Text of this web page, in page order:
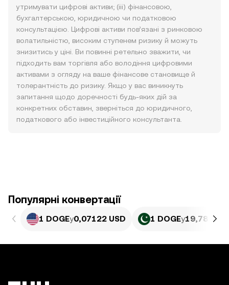
утримувати цифрові активи; (iii) фінансовою,
бухгалтерською, юридичною чи податковою
консультацією. Цифрові активи пов’язані з ринковою
волатильністю, високим ступенем ризику й можуть
знизитись у ціні. Ви повинні ретельно зважити, чи
підходить вам торгівля або володіння цифровими
активами з огляду на ваше фінансове становище й
толерантність до ризику. Якщо у вас виникнуть
запитання щодо доречності будь-яких дій за
конкретних обставин, зверніться до юридичного,
податкового або інвестиційного консультанта.
Популярні конвертації
1 DOGEу0,07122 USD 1 DOGEу19,78 PKR